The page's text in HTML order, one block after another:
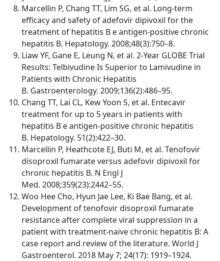
Marcellin P, Chang TT, Lim SG, et al. Long-term
efficacy and safety of adefovir dipivoxil for the
treatment of hepatitis B e antigen-positive chronic
hepatitis B. Hepatology. 2008;48(3):750–8.
Liaw YF, Gane E, Leung N, et al. 2-Year GLOBE Trial
Results: Telbivudine Is Superior to Lamivudine in
Patients with Chronic Hepatitis
B. Gastroenterology. 2009;136(2):486–95.
Chang TT, Lai CL, Kew Yoon S, et al. Entecavir
treatment for up to 5 years in patients with
hepatitis B e antigen-positive chronic hepatitis
B. Hepatology. 51(2):422–30.
Marcellin P, Heathcote EJ, Buti M, et al. Tenofovir
disoproxil fumarate versus adefovir dipivoxil for
chronic hepatitis B. N Engl J
Med. 2008;359(23):2442–55.
Woo Hee Cho, Hyun Jae Lee, Ki Bae Bang, et al.
Development of tenofovir disoproxil fumarate
resistance after complete viral suppression in a
patient with treatment-naïve chronic hepatitis B: A
case report and review of the literature. World J
Gastroenterol. 2018 May 7; 24(17): 1919–1924.